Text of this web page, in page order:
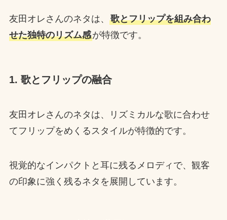
友田オレさんのネタは、 歌とフリップを組み合わ
せた独特のリズム感が特徴です。
1. 歌とフリップの融合
友田オレさんのネタは、リズミカルな歌に合わせ
てフリップをめくるスタイルが特徴的です。
視覚的なインパクトと耳に残るメロディで、観客
の印象に強く残るネタを展開しています。